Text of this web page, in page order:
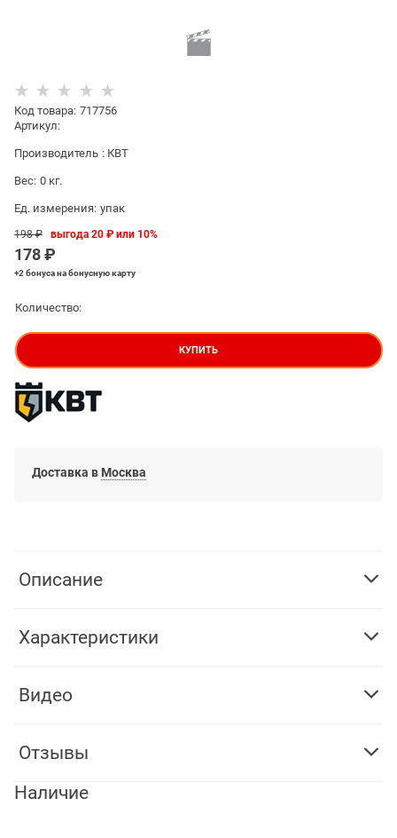
Код товара: 717756
Артикул:
Производитель : КВТ
Вес: 0 кг.
Ед. измерения: упак
198 ₽
178 ₽
выгода20 ₽ или 10%
+2 бонусана бонусную карту
Количество:
КУПИТЬ
Доставка в Москва
Описание
Характеристики
Видео
Отзывы
Наличие